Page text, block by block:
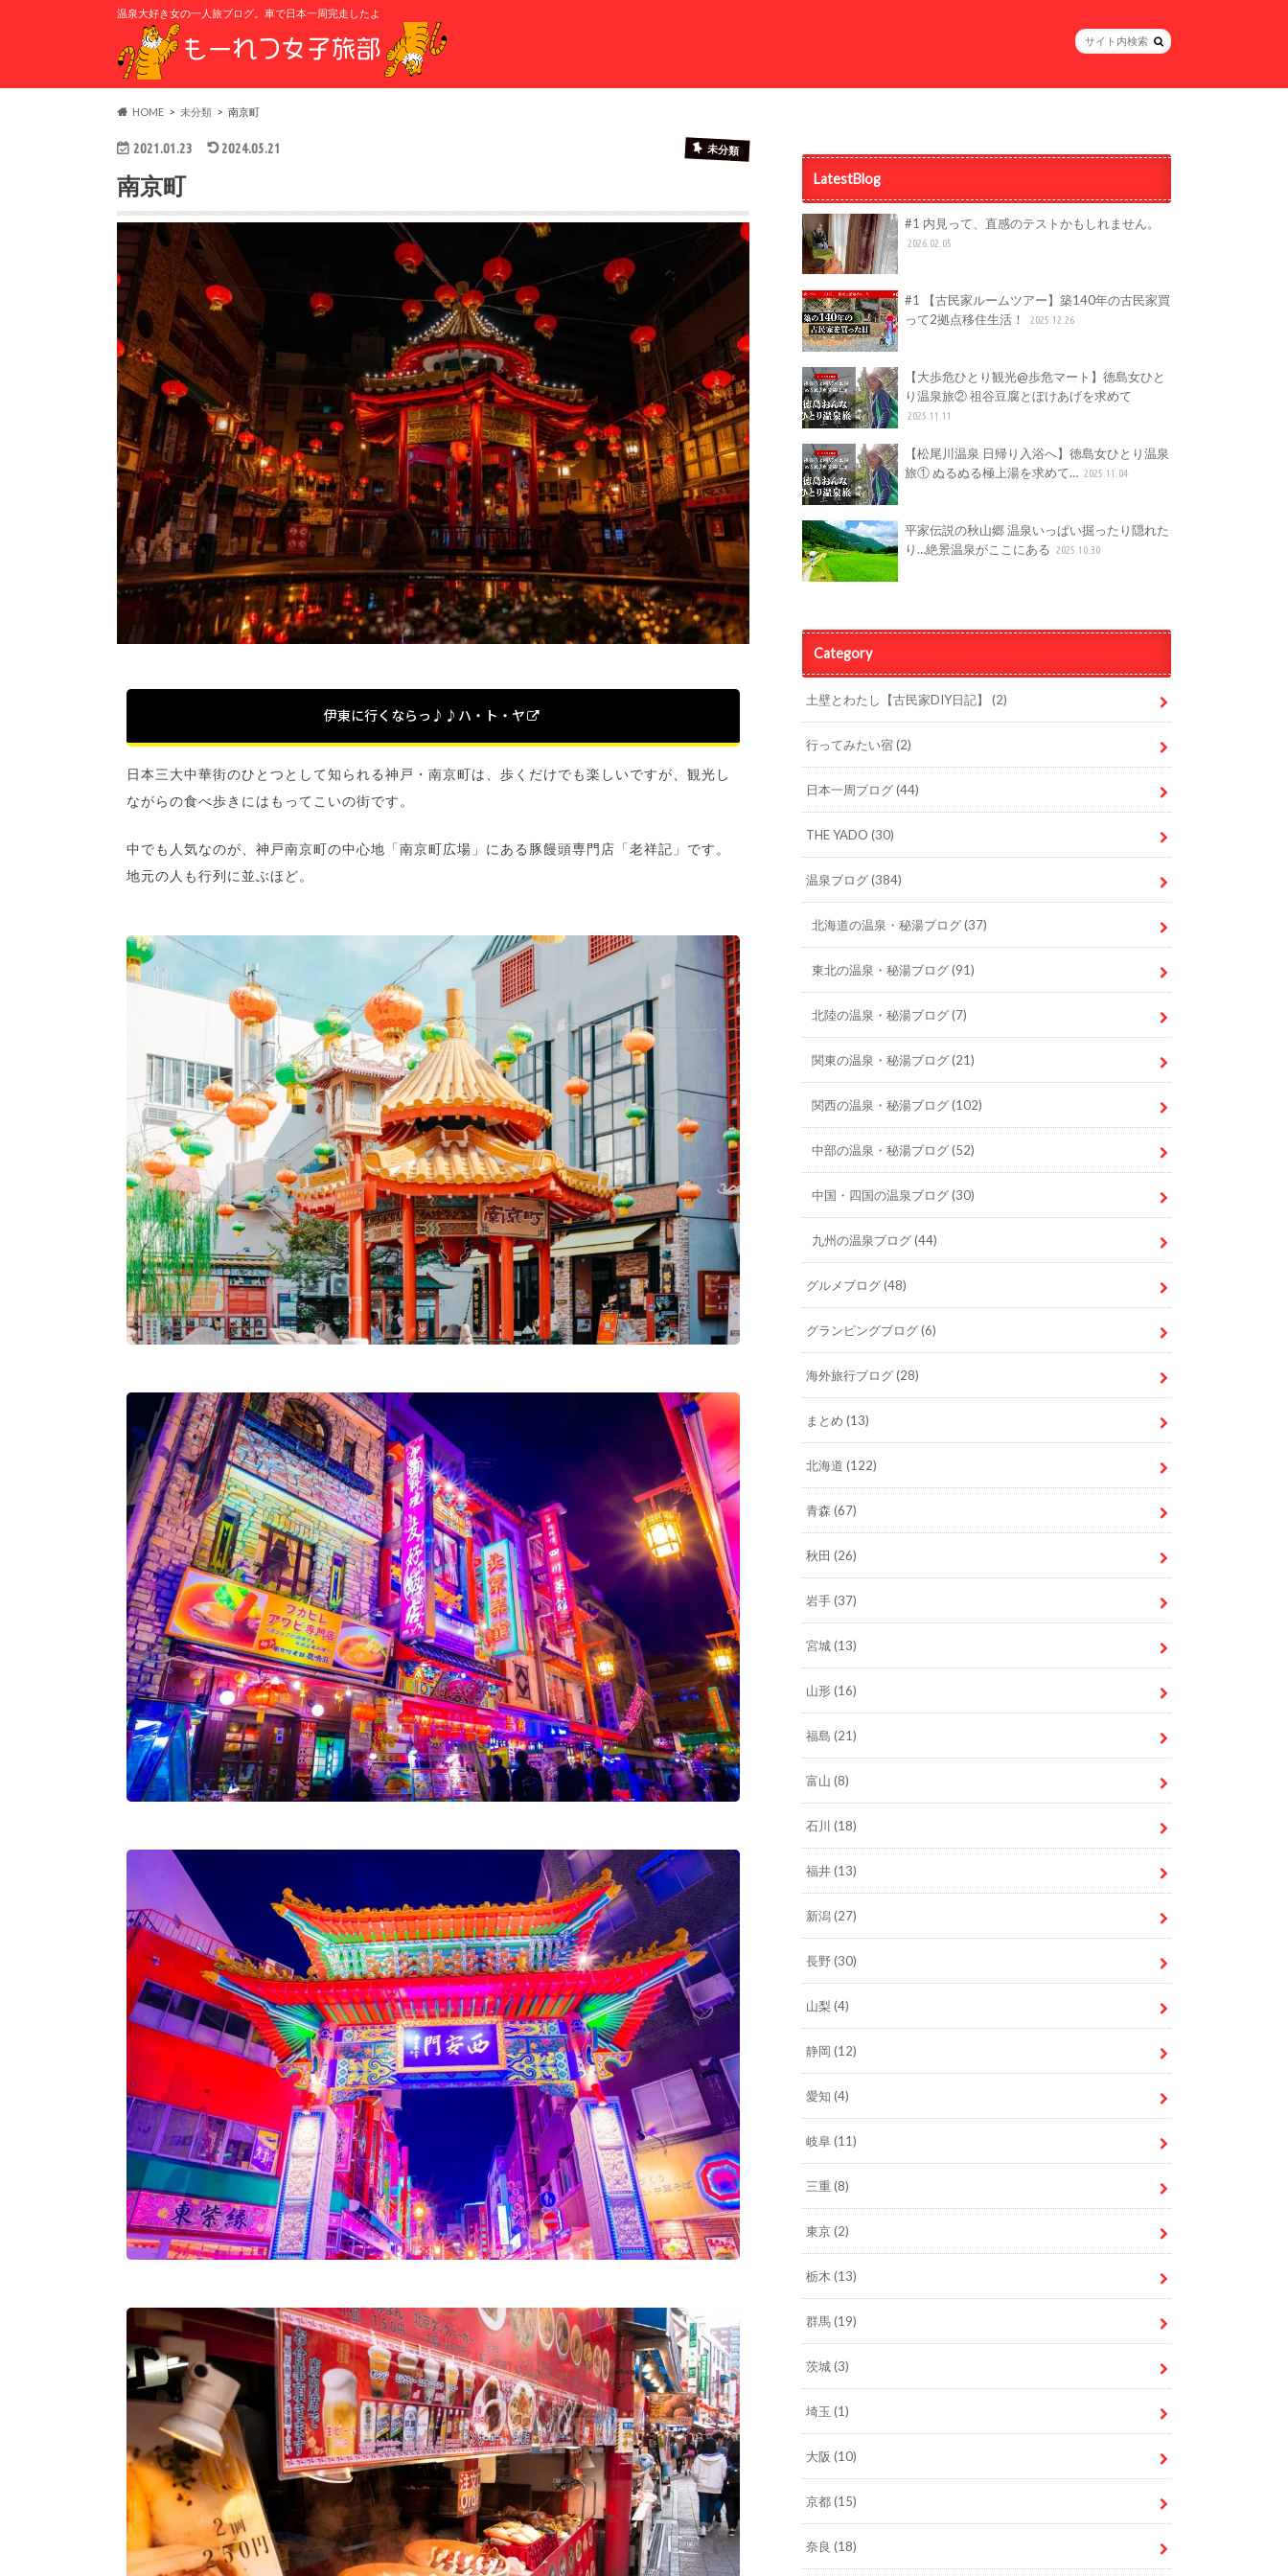
温泉大好き女の一人旅ブログ。車で日本一周完走したよ
HOME 未分類 南京町
2021.01.23 2024.05.21 未分類
南京町
伊東に行くならっ♪♪ハ・ト・ヤ
日本三大中華街のひとつとして知られる神戸・南京町は、歩くだけでも楽しいですが、観光し
ながらの食べ歩きにはもってこいの街です。
中でも人気なのが、神戸南京町の中心地「南京町広場」にある豚饅頭専門店「老祥記」です。
地元の人も行列に並ぶほど。
LatestBlog
#1 内見って、直感のテストかもしれません。
2026.02.05
#1 【古民家ルームツアー】築140年の古民家買
って2拠点移住生活！
2025.12.26
【大歩危ひとり観光@歩危マート】徳島女ひと
り温泉旅② 祖谷豆腐とぼけあげを求めて
2025.11.11
【松尾川温泉 日帰り入浴へ】徳島女ひとり温泉
旅① ぬるぬる極上湯を求めて… 2025.11.04
平家伝説の秋山郷 温泉いっぱい掘ったり隠れた
り…絶景温泉がここにある 2025.10.30
Category
土壁とわたし【古民家DIY日記】 (2)
行ってみたい宿(2)
日本一周ブログ(44)
THE YADO (30)
温泉ブログ(384)
北海道の温泉・秘湯ブログ(37)
東北の温泉・秘湯ブログ(91)
北陸の温泉・秘湯ブログ(7)
関東の温泉・秘湯ブログ(21)
関西の温泉・秘湯ブログ(102)
中部の温泉・秘湯ブログ(52)
中国・四国の温泉ブログ(30)
九州の温泉ブログ(44)
グルメブログ(48)
グランピングブログ(6)
海外旅行ブログ(28)
まとめ (13)
北海道 (122)
青森 (67)
秋田 (26)
岩手(37)
宮城(13)
山形(16)
福島 (21)
富山 (8)
石川 (18)
福井(13)
新潟(27)
長野(30)
山梨 (4)
静岡 (12)
愛知 (4)
岐阜(11)
三重 (8)
東京(2)
栃木 (13)
群馬(19)
茨城(3)
埼玉 (1)
大阪 (10)
京都(15)
奈良 (18)